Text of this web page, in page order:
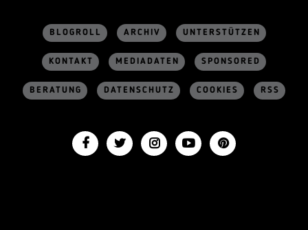
BLOGROLL ARCHIV UNTERSTÜTZEN
KONTAKT MEDIADATEN SPONSORED
BERATUNG DATENSCHUTZ COOKIES RSS